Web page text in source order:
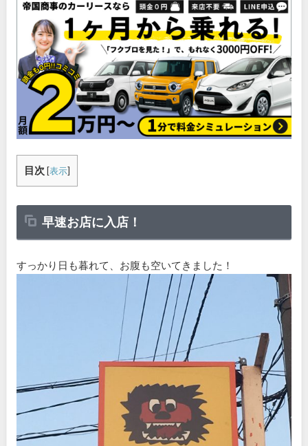
目次 [表示]
早速お店に入店！
すっかり日も暮れて、お腹も空いてきました！